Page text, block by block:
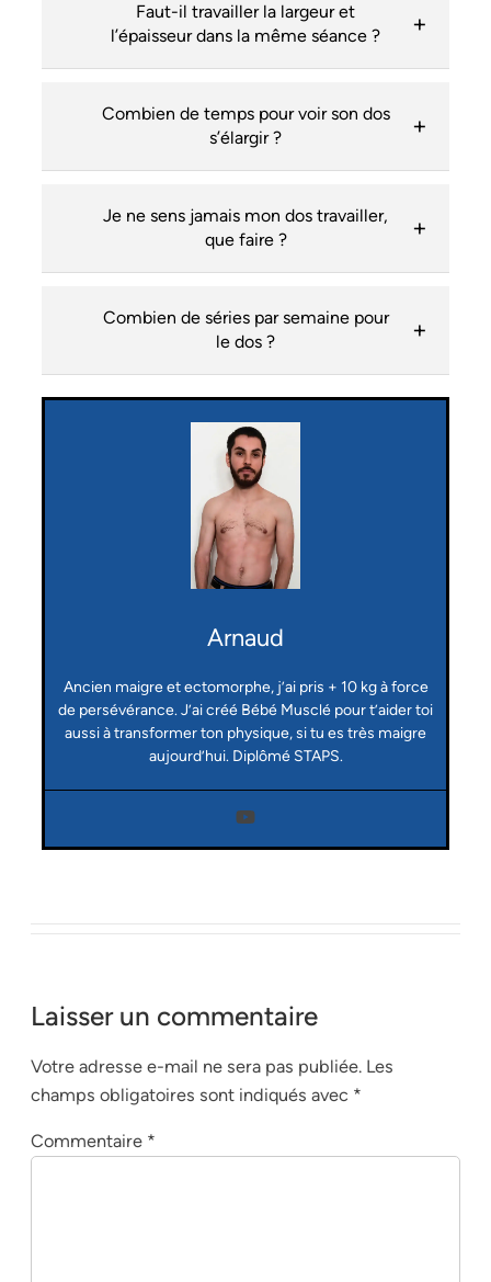
Faut-il travailler la largeur et
l’épaisseur dans la même séance ?
Combien de temps pour voir son dos
s’élargir ?
Je ne sens jamais mon dos travailler,
que faire ?
Combien de séries par semaine pour
le dos ?
Arnaud
Ancien maigre et ectomorphe, j’ai pris + 10 kg à force
de persévérance. J’ai créé Bébé Musclé pour t’aider toi
aussi à transformer ton physique, si tu es très maigre
aujourd’hui. Diplômé STAPS.
Laisser un commentaire
Votre adresse e-mail ne sera pas publiée. Les
champs obligatoires sont indiqués avec *
Commentaire *